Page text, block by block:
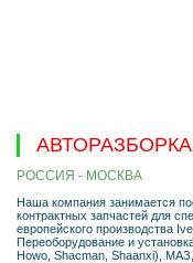
РОССИЯ - МОСКВА
Наша компания занимается
контрактных запчастей для
европейского производства
Переоборудование и
Hоwо, Shасmаn, Shааnхi),